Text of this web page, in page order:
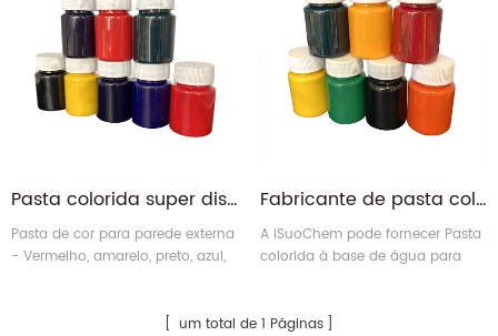
Pasta colorida super dispersível à base de água para pintura de parede externa
Pasta de cor para parede externa
- Vermelho, amarelo, preto, azul,
Fabricante de pasta colorida à base de água com venda direta da fábrica
A iSuoChem pode fornecer Pasta
colorida à base de água para
um total de 1 Páginas